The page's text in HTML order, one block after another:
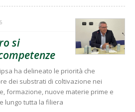
si
ha delineato le priorità che
dei substrati di coltivazione nei
formazione, nuove materie prime e
lungo tutta la filiera